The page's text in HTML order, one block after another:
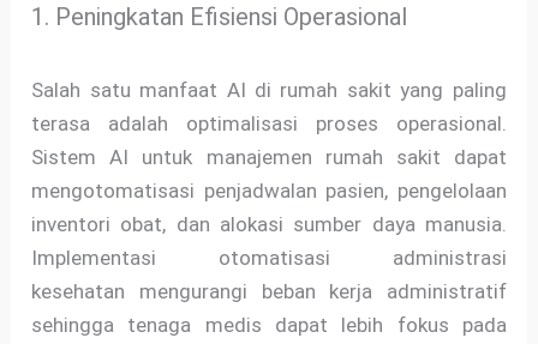
1. Peningkatan Efisiensi Operasional
Salah satu manfaat AI di rumah sakit yang paling
terasa adalah optimalisasi proses operasional.
Sistem AI untuk manajemen rumah sakit dapat
mengotomatisasi penjadwalan pasien, pengelolaan
inventori obat, dan alokasi sumber daya manusia.
Implementasi otomatisasi administrasi
kesehatan mengurangi beban kerja administratif
sehingga tenaga medis dapat lebih fokus pada